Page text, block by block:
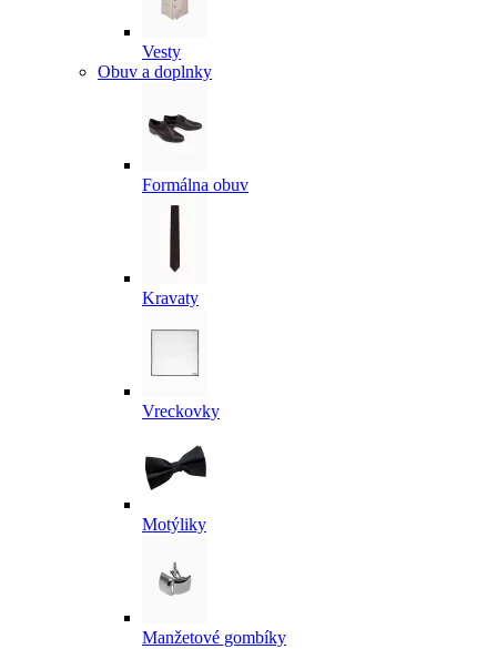
Vesty
Obuv a doplnky
Formálna obuv
Kravaty
Vreckovky
Motýliky
Manžetové gombíky